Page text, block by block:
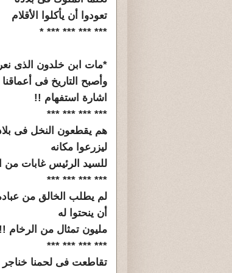
تعودوا أن يأكلوا الأقلام
*** *** *** *** *
*مات ابن خلدون الذى
وأصبح التاريخ فى أعماقنا
اشارة استفهام !!
*** *** *** ***
هم يقطعون النخل فى
ليزرعوا مكانه
للسيد الرئيس غابات من
*** *** *** ***
لم يطلب الخالق من
أن ينحتوا له
مليون تمثال من الرخام !!
*** *** *** ***
تقاطعت فى لحمنا خناجر